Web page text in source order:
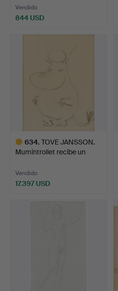
Vendido
844 USD
634. TOVE JANSSON.
Mumintrollet recibe un
Vendido
17.397 USD